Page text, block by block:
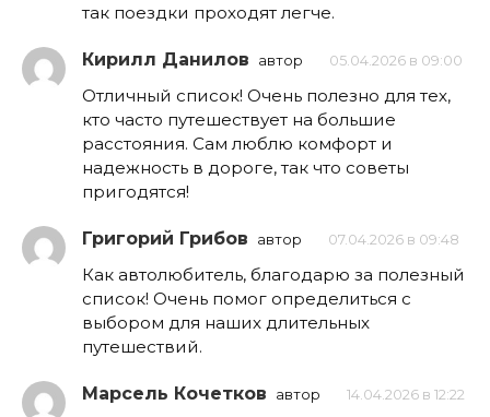
так поездки проходят легче.
Кирилл Данилов автор 05.04.2026 в 09:00
Отличный список! Очень полезно для тех,
кто часто путешествует на большие
расстояния. Сам люблю комфорт и
надежность в дороге, так что советы
пригодятся!
Григорий Грибов автор 07.04.2026 в 09:48
Как автолюбитель, благодарю за полезный
список! Очень помог определиться с
выбором для наших длительных
путешествий.
Марсель Кочетков автор 14.04.2026 в 12:22